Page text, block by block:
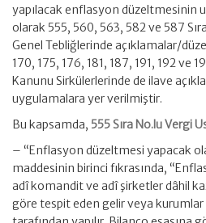
yapılacak enflasyon düzeltmesinin
olarak 555, 560, 563, 582 ve 587
Genel Tebliğlerinde açıklamalar/
170, 175, 176, 181, 187, 191, 192 ve
Kanunu Sirkülerlerinde de ilave
uygulamalara yer verilmiştir.
Bu kapsamda, 555 Sıra No.lu Vergi
– “Enflasyon düzeltmesi yapacak
maddesinin birinci fıkrasında,
adî komandit ve adî şirketler dâhil
göre tespit eden gelir veya